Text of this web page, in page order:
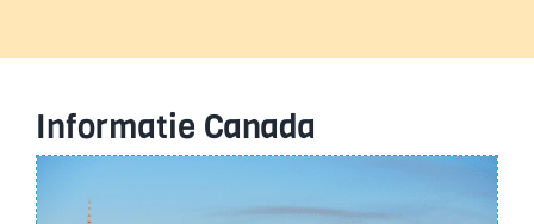
Informatie Canada